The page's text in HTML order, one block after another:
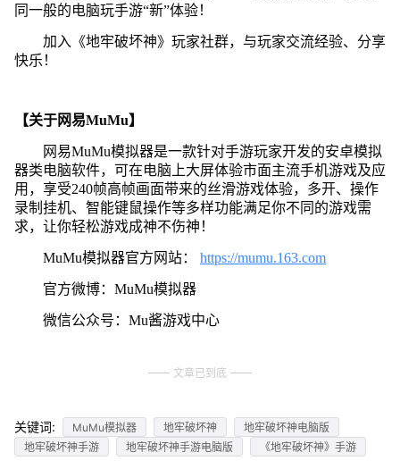
同一般的电脑玩手游“新”体验！
加入《地牢破坏神》玩家社群，与玩家交流经验、分享
快乐！
【关于网易MuMu】
网易MuMu模拟器是一款针对手游玩家开发的安卓模拟
器类电脑软件，可在电脑上大屏体验市面主流手机游戏及应
用，享受240帧高帧画面带来的丝滑游戏体验，多开、操作
录制挂机、智能键鼠操作等多样功能满足你不同的游戏需
求，让你轻松游戏成神不伤神！
MuMu模拟器官方网站： https://mumu.163.com
官方微博：MuMu模拟器
微信公众号：Mu酱游戏中心
文章已到底
关键词: MuMu模拟器 地牢破坏神
地牢破坏神电脑版
地牢破坏神手游
地牢破坏神手游电脑版 《地牢破坏神》手游